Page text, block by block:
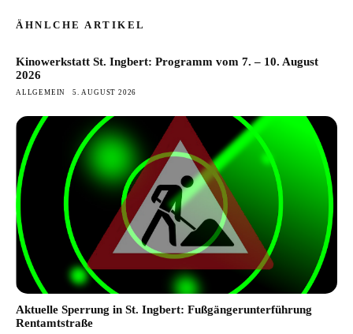
ÄHNLCHE ARTIKEL
Kinowerkstatt St. Ingbert: Programm vom 7. – 10. August
2026
ALLGEMEIN 5. AUGUST 2026
Aktuelle Sperrung in St. Ingbert: Fußgängerunterführung
Rentamtstraße